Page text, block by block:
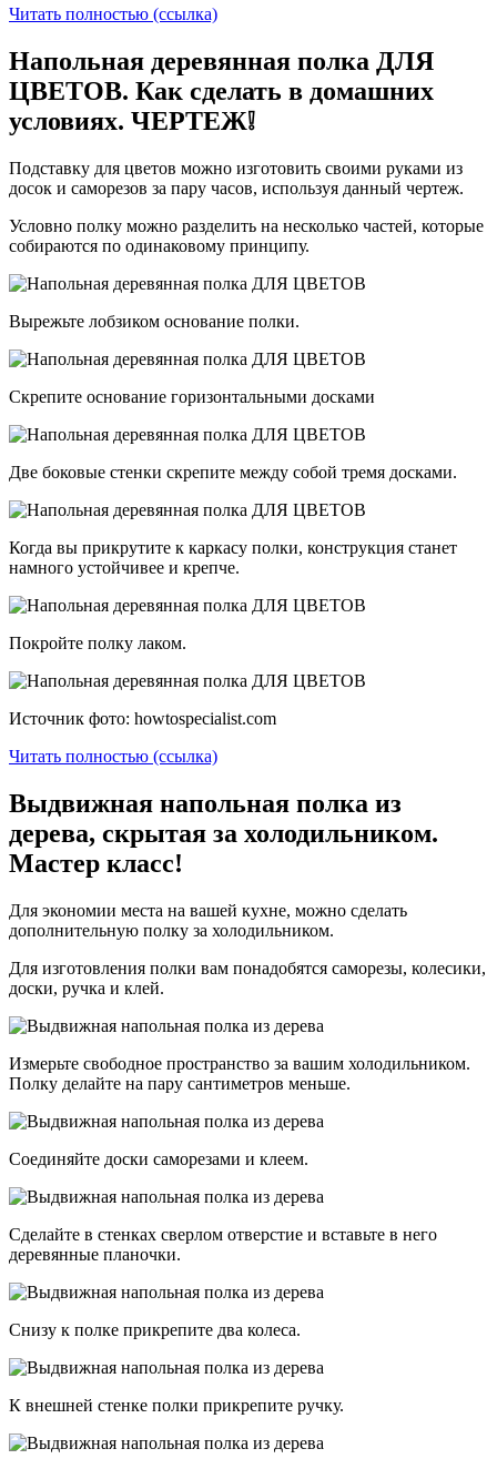
Читать полностью (ссылка)
Напольная деревянная полка ДЛЯ
ЦВЕТОВ. Как сделать в домашних
условиях. ЧЕРТЕЖ❕
Подставку для цветов можно изготовить своими руками из
досок и саморезов за пару часов, используя данный чертеж.
Условно полку можно разделить на несколько частей, которые
собираются по одинаковому принципу.
Вырежьте лобзиком основание полки.
Скрепите основание горизонтальными досками
Две боковые стенки скрепите между собой тремя досками.
Когда вы прикрутите к каркасу полки, конструкция станет
намного устойчивее и крепче.
Покройте полку лаком.
Источник фото: howtospecialist.com
Читать полностью (ссылка)
Выдвижная напольная полка из
дерева, скрытая за холодильником.
Мастер класс!
Для экономии места на вашей кухне, можно сделать
дополнительную полку за холодильником.
Для изготовления полки вам понадобятся саморезы, колесики,
доски, ручка и клей.
Измерьте свободное пространство за вашим холодильником.
Полку делайте на пару сантиметров меньше.
Соединяйте доски саморезами и клеем.
Сделайте в стенках сверлом отверстие и вставьте в него
деревянные планочки.
Снизу к полке прикрепите два колеса.
К внешней стенке полки прикрепите ручку.